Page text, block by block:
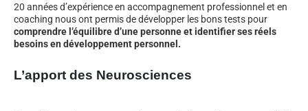
20 années d’expérience en accompagnement professionnel et en
coaching nous ont permis de développer les bons tests pour
comprendre l’équilibre d’une personne et identifier ses réels
besoins en développement personnel.
L’apport des Neurosciences